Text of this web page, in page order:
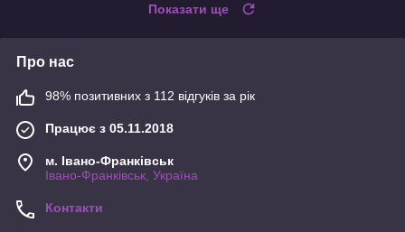
Показати ще
Про нас
98% позитивних з 112 відгуків за рік
Працює з 05.11.2018
м. Івано-Франківськ
Івано-Франківськ, Україна
Контакти